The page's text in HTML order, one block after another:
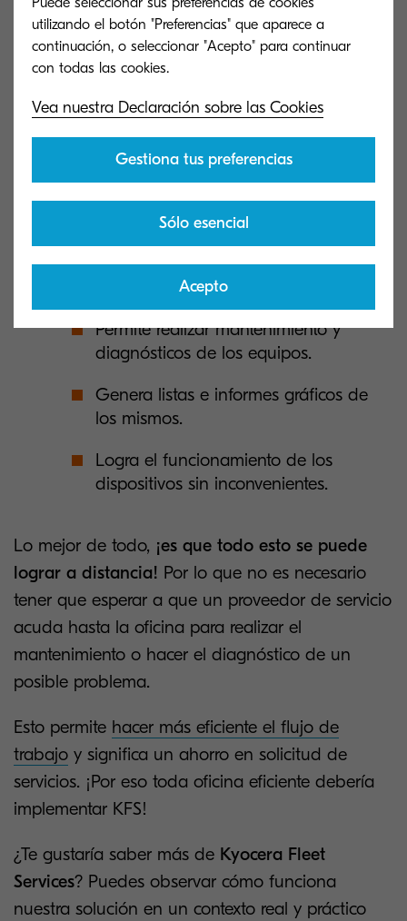
seguridad sofisticadas.
Permitir una resolución rápida de
Maximiza el periodo de servicio del
dispositivo.
Se reducen las interrupciones del flujo
de trabajo.
Muestra el estado de los dispositivos
en tiempo real.
Permite realizar mantenimiento y
diagnósticos de los equipos.
Genera listas e informes gráficos de
los mismos.
Logra el funcionamiento de los
dispositivos sin inconvenientes.
Lo mejor de todo, ¡es que todo esto se puede
lograr a distancia! Por lo que no es necesario
tener que esperar a que un proveedor de servicio
acuda hasta la oficina para realizar el
mantenimiento o hacer el diagnóstico de un
posible problema.
Esto permite hacer más eficiente el flujo de
trabajo y significa un ahorro en solicitud de
servicios. ¡Por eso toda oficina eficiente debería
implementar KFS!
¿Te gustaría saber más de Kyocera Fleet
Services? Puedes observar cómo funciona
nuestra solución en un contexto real y práctico
utilizando el botón "Preferencias" que aparece a
continuación, o seleccionar "Acepto" para continuar
Vea nuestra Declaración sobre las Cookies
Gestiona tus preferencias
Sólo esencial
Acepto